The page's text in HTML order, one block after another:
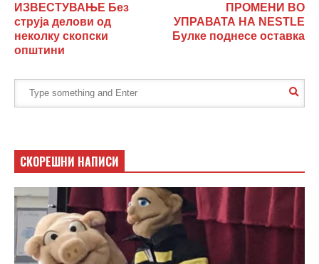
ИЗВЕСТУВАЊЕ Без
струја делови од
неколку скопски
општини
ПРОМЕНИ ВО
УПРАВАТА НА NESTLE
Булке поднесе оставка
СКОРЕШНИ НАПИСИ